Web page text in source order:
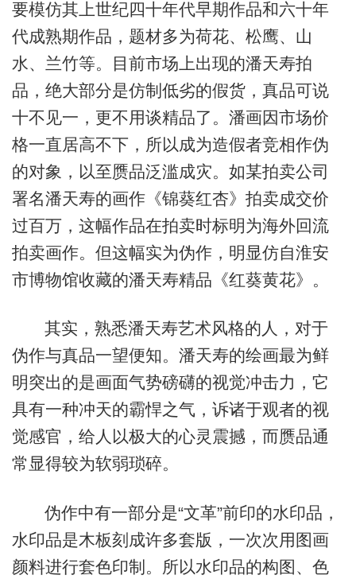
要模仿其上世纪四十年代早期作品和六十年
代成熟期作品，题材多为荷花、松鹰、山
水、兰竹等。目前市场上出现的潘天寿拍
品，绝大部分是仿制低劣的假货，真品可说
十不见一，更不用谈精品了。潘画因市场价
格一直居高不下，所以成为造假者竞相作伪
的对象，以至赝品泛滥成灾。如某拍卖公司
署名潘天寿的画作《锦葵红杏》拍卖成交价
过百万，这幅作品在拍卖时标明为海外回流
拍卖画作。但这幅实为伪作，明显仿自淮安
市博物馆收藏的潘天寿精品《红葵黄花》。
其实，熟悉潘天寿艺术风格的人，对于
伪作与真品一望便知。潘天寿的绘画最为鲜
明突出的是画面气势磅礴的视觉冲击力，它
具有一种冲天的霸悍之气，诉诸于观者的视
觉感官，给人以极大的心灵震撼，而赝品通
常显得较为软弱琐碎。
伪作中有一部分是“文革”前印的水印品，
水印品是木板刻成许多套版，一次次用图画
颜料进行套色印制。所以水印品的构图、色